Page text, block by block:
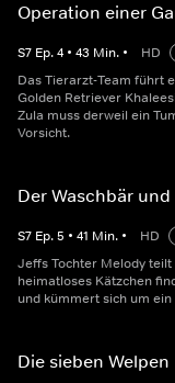
Operation einer
S7 Ep.4 • 43 Min. • HD
Das Tierarzt-Team führt
Golden Retriever
Zula muss derweil ein
Vorsicht.
Der Waschbär
S7 Ep.5 • 41 Min. • HD
Jeffs Tochter Melody
heimatloses Kätzchen
und kümmert sich um
Die sieben Welpen